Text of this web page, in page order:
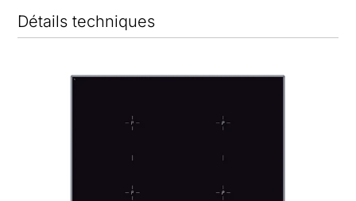
Détails techniques